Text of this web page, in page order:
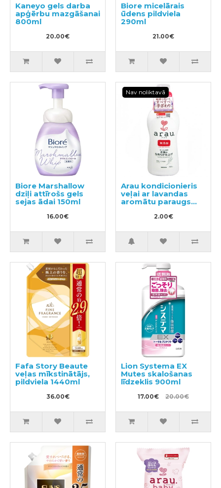
Kaneyo gels darba
apģērbu mazgāšanai
800ml
20.00€
Biore micelārais
ūdens pildviela
290ml
21.00€
Biore Marshallow
dziļi attīrošs gels
sejas ādai 150ml
16.00€
Nav noliktavā
Arau kondicionieris
veļai ar lavandas
aromātu paraugs
2.00€
Fafa Story Beaute
veļas mīkstinātājs,
pildviela 1440ml
36.00€
Lion Systema EX
Mutes skalošanas
līdzeklis 900ml
17.00€ 20.00€